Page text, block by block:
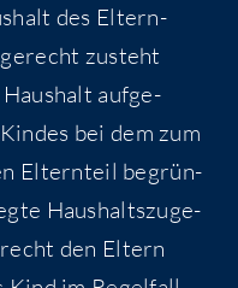
des Eltern­
zusteht
Haus­halt auf­ge­
bei dem zum
Eltern­teil begrün­
Haus­halts­zu­ge­
den Eltern